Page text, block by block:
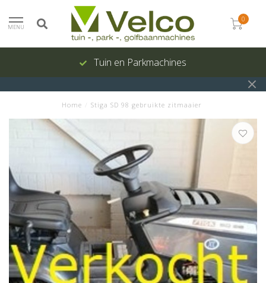
MENU
0
Tuin en Parkmachines
Home Stiga SD 98 gebruikte zitmaaier